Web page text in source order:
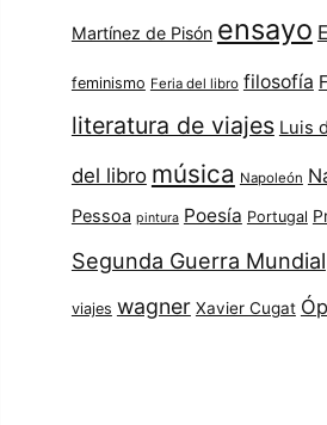
Martínez de Pisón ensayo
feminismo Feria del libro filosofía
literatura de viajes Luis
del libro música Napoleón
Pessoa pintura Poesía Portugal
Segunda Guerra Mundial
viajes wagner Xavier Cugat